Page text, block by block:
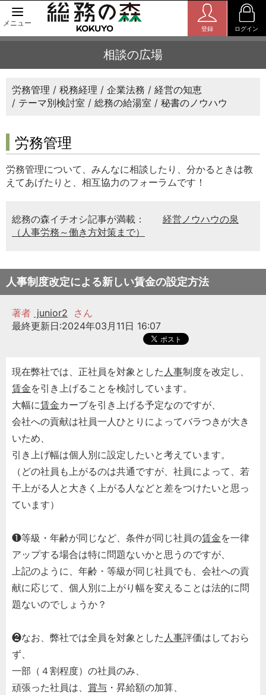
メニュー
登録 ログイン
相談の広場
労務管理 税務経理 企業法務
経営の知恵
テーマ別検討室
総務の給湯室 秘書のノウハウ
労務管理
労務管理について、みんなに相談したり、分かるときは教
えてあげたりと、相互協力のフォーラムです！
総務の森イチオシ記事が満載：
経営ノウハウの泉
（人事労務～働き方対策まで）
人事制度改定による新しい賃金の設定方法
著者 junior2
さん
最終更新日:2024年03月11日 16:07
現在弊社では、正社員を対象とした 人事制度を改定し、
賃金を引き上げることを検討しています。
大幅に賃金カーブを引き上げる予定なのですが、
会社への貢献は社員一人ひとりによってバラつきが大き
いため、
引き上げ幅は個人別に設定したいと考えています。
（どの社員も上がるのは共通ですが、社員によって、若
干上がる人と大きく上がる人などと差をつけたいと思っ
ています）
❶等級・年齢が同じなど、条件が同じ社員の賃金を一律
アップする場合は特に問題ないかと思うのですが、
上記のように、年齢・等級が同じ社員でも、会社への貢
献に応じて、個人別に上がり幅を変えることは法的に問
題ないのでしょうか？
❷なお、弊社では全員を対象とした 人事評価はしておら
ず、
一部（４割程度）の社員のみ、
頑張った社員は、 賞与 ・昇給額の加算、